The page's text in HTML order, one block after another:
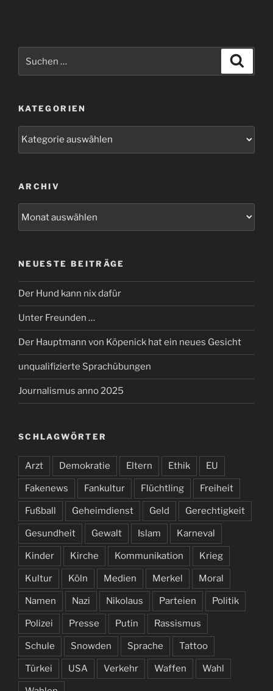
nach:
KATEGORIEN
ARCHIV
NEUESTE BEITRÄGE
Der Hund kann nix dafür
Unter Freunden …
Der Hauptmann von Köpenick hat ein neues Gesicht
unqualifizierte Sprachübungen
Journalismus anno 2025
SCHLAGWÖRTER
Arzt Demokratie Eltern Ethik EU
Fakenews Fankultur Flüchtling Freiheit
Fußball Geheimdienst Geld Gerechtigkeit
Gesundheit Gewalt Islam Karneval
Kinder Kirche Kommunikation Krieg
Kultur Köln Medien Merkel Moral
Namen Nazi Nikolaus Parteien Politik
Polizei Presse Putin Rassismus
Schule Snowden Sprache Tattoo
Türkei USA Verkehr Waffen Wahl